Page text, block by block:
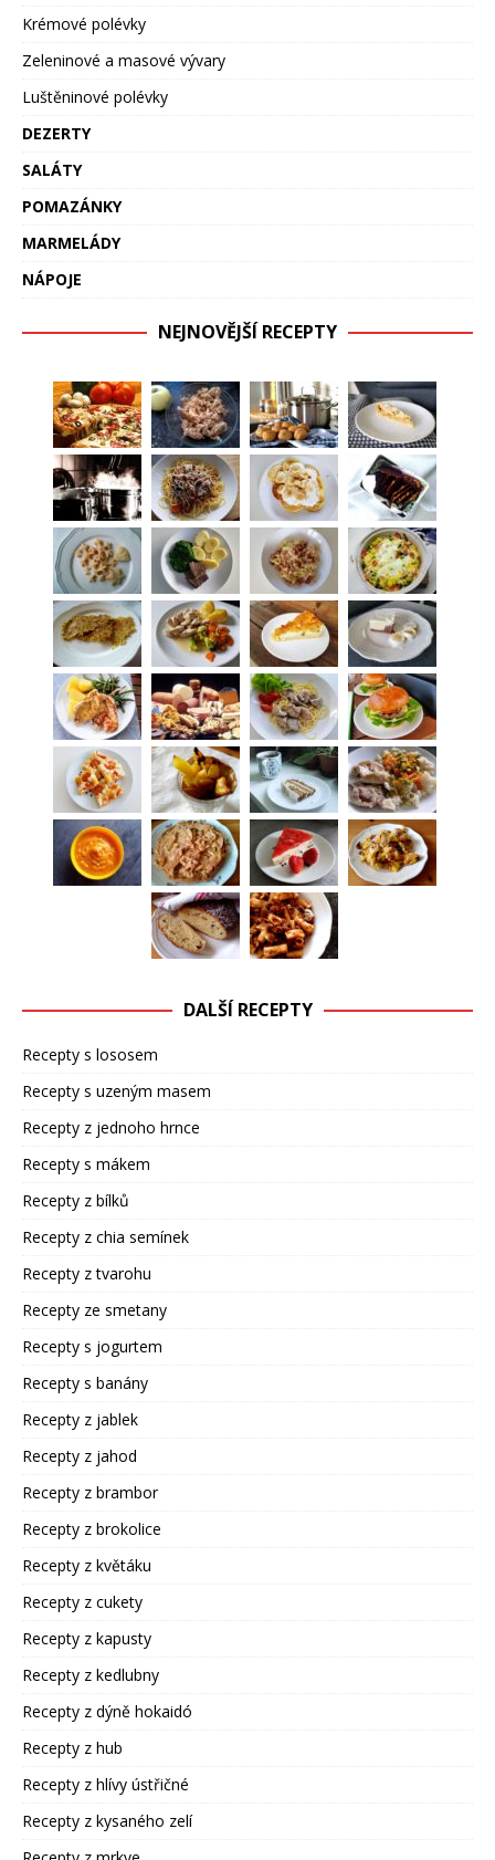
Krémové polévky
Zeleninové a masové vývary
Luštěninové polévky
DEZERTY
SALÁTY
POMAZÁNKY
MARMELÁDY
NÁPOJE
NEJNOVĚJŠÍ RECEPTY
DALŠÍ RECEPTY
Recepty s lososem
Recepty s uzeným masem
Recepty z jednoho hrnce
Recepty s mákem
Recepty z bílků
Recepty z chia semínek
Recepty z tvarohu
Recepty ze smetany
Recepty s jogurtem
Recepty s banány
Recepty z jablek
Recepty z jahod
Recepty z brambor
Recepty z brokolice
Recepty z květáku
Recepty z cukety
Recepty z kapusty
Recepty z kedlubny
Recepty z dýně hokaidó
Recepty z hub
Recepty z hlívy ústřičné
Recepty z kysaného zelí